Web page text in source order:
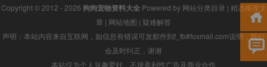
Copyright © 2012 - 2026 狗狗宠物资料大全Powered by 网站分类目录 | 精选推荐文
章 | 网站地图 | 疑难解答
声明：本站内容来自互联网，如信息有错误可发邮件到f_fb#foxmail.com说明，我们
会及时纠正，谢谢
本站仅为个人兴趣爱好，不接盈利性广告及商业合作